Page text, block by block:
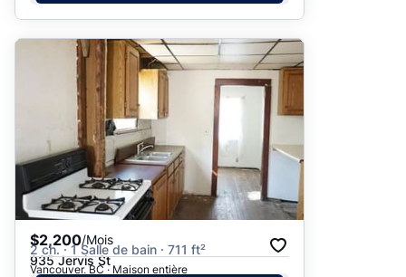
$2,200/Mois
2 ch. · 1 Salle de bain · 711 ft²
935 Jervis St
Vancouver, BC · Maison entière